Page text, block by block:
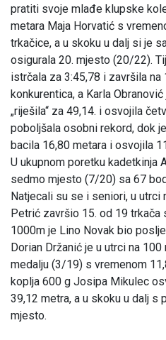
pratiti svoje mlađe klupske
metara Maja Horvatić s
trkačice, a u skoku u dalj si je
osigurala 20. mjesto (20/22).
istrčala za 3:45,78 i završila na
konkurentica, a Karla
„riješila“ za 49,14. i osvojila
poboljšala osobni rekord, dok
bacila 16,80 metara i osvojila
U ukupnom poretku kadetkinja
sedmo mjesto (7/20) sa 67
Natjecali su se i seniori, u utrci
Petrić završio 15. od 19 trkača
1000m je Lino Novak bio
Dorian Držanić je u utrci na
medalju (3/19) s vremenom
koplja 600 g Josipa Mikulec
39,12 metra, a u skoku u dalj s
mjesto.